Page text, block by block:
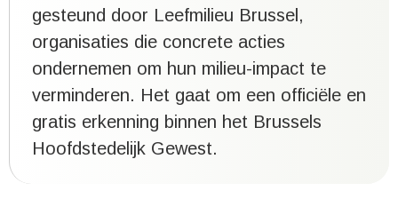
gesteund door Leefmilieu Brussel,
organisaties die concrete acties
ondernemen om hun milieu-impact te
verminderen. Het gaat om een officiële en
gratis erkenning binnen het Brussels
Hoofdstedelijk Gewest.